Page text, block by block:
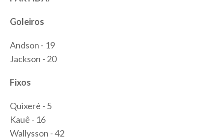
Goleiros
Andson - 19
Jackson - 20
Fixos
Quixeré - 5
Kauê - 16
Wallysson - 42